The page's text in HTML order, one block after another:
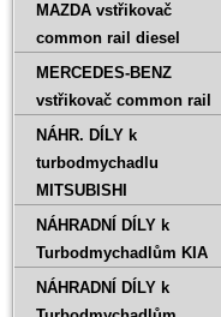
MAZDA vstřikovač
common rail diesel
MERCEDES-BENZ
vstřikovač common rail
NÁHR. DÍLY k
turbodmychadlu
MITSUBISHI
NÁHRADNÍ DÍLY k
Turbodmychadlům KIA
NÁHRADNÍ DÍLY k